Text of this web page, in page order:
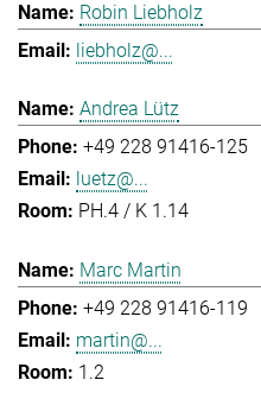
Robin Liebholz
liebholz@...
Andrea Lütz
+49 228 91416-125
luetz@...
PH.4 / K 1.14
Marc Martin
+49 228 91416-119
martin@...
1.2